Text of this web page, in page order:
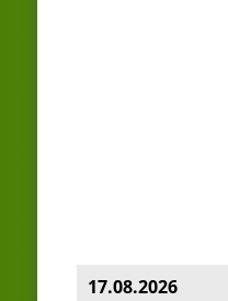
17.08.2026